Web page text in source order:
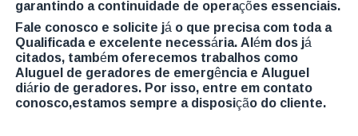
garantindo a continuidade de operações essenciais.
Fale conosco e solicite já o que precisa com toda a
Qualificada e excelente necessária. Além dos já
citados, também oferecemos trabalhos como
Aluguel de geradores de emergência e Aluguel
diário de geradores. Por isso, entre em contato
conosco,estamos sempre a disposição do cliente.